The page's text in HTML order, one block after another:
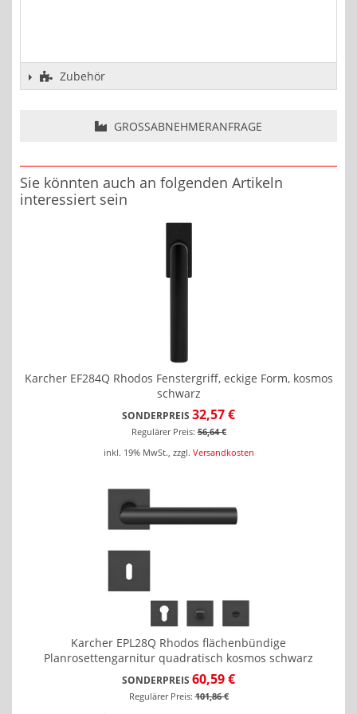
Zubehör
GROSSABNEHMERANFRAGE
Sie könnten auch an folgenden Artikeln
interessiert sein
Karcher EF284Q Rhodos Fenstergriff, eckige Form, kosmos
schwarz
SONDERPREIS 32,57 €
Regulärer Preis: 56,64 €
inkl. 19% MwSt., zzgl. Versandkosten
Karcher EPL28Q Rhodos flächenbündige
Planrosettengarnitur quadratisch kosmos schwarz
SONDERPREIS 60,59 €
Regulärer Preis: 101,86 €